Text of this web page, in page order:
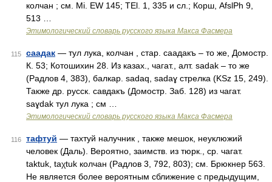
колчан ; см. Мi. ЕW 145; ТЕl. 1, 335 и сл.; Корш, AfslPh 9,
513 …
Этимологический словарь русского языка Макса Фасмера
115 саадак — тул лука, колчан , стар. саадакъ – то же, Домостр.
К. 53; Котошихин 28. Из казах., чагат., алт. sаdаk – то же
(Радлов 4, 383), балкар. sadaq, sаdаɣ стрелка (KSz 15, 249).
Также др. русск. савдакъ (Домостр. Заб. 128) из чагат.
sаɣdаk тул лука ; см …
Этимологический словарь русского языка Макса Фасмера
116 тафтуй — тахтуй налучник , также мешок, неуклюжий
человек (Даль). Вероятно, заимств. из тюрк., ср. чагат.
taktuk, taχtuk колчан (Радлов 3, 792, 803); см. Брюкнер 563.
Не является более вероятным сближение с предыдущим,